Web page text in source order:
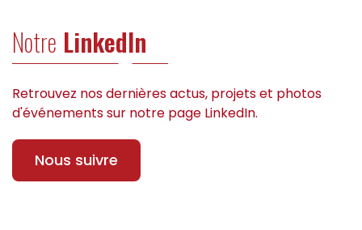
Notre LinkedIn
Retrouvez nos dernières actus, projets et photos
d'événements sur notre page LinkedIn.
Nous suivre